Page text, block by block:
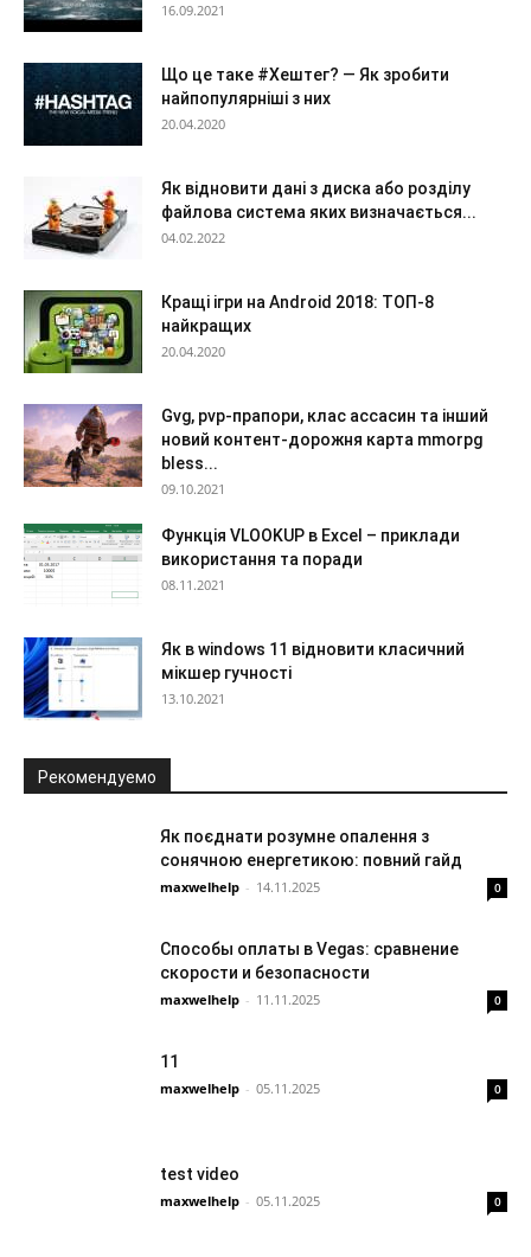
16.09.2021
Що це таке #Хештег? — Як зробити
найпопулярніші з них
20.04.2020
Як відновити дані з диска або розділу
файлова система яких визначається...
04.02.2022
Кращі ігри на Android 2018: ТОП-8
найкращих
20.04.2020
Gvg, pvp-прапори, клас ассасин та інший
новий контент-дорожня карта mmorpg
bless...
09.10.2021
Функція VLOOKUP в Excel – приклади
використання та поради
08.11.2021
Як в windows 11 відновити класичний
мікшер гучності
13.10.2021
Рекомендуемо
Як поєднати розумне опалення з
сонячною енергетикою: повний гайд
maxwelhelp - 14.11.2025 0
Способы оплаты в Vegas: сравнение
скорости и безопасности
maxwelhelp - 11.11.2025 0
11
maxwelhelp - 05.11.2025 0
test video
maxwelhelp - 05.11.2025 0